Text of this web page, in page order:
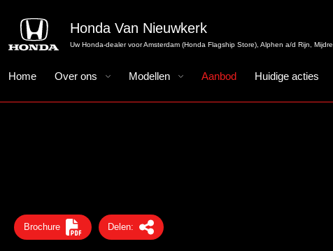
Honda Van Nieuwkerk
Uw Honda-dealer voor Amsterdam (Honda Flagship Store), Alphen a/d Rijn,
Home Over ons Modellen Aanbod Huidige acties
Brochure Delen: